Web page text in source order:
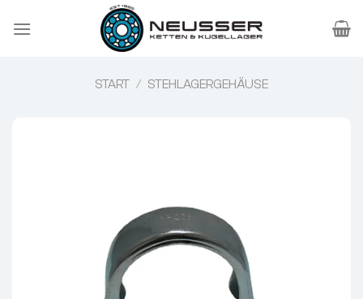
Inhalt
START / STEHLAGERGEHÄUSE